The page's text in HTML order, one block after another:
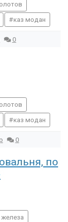
каз модан
0
каз модан
0
по